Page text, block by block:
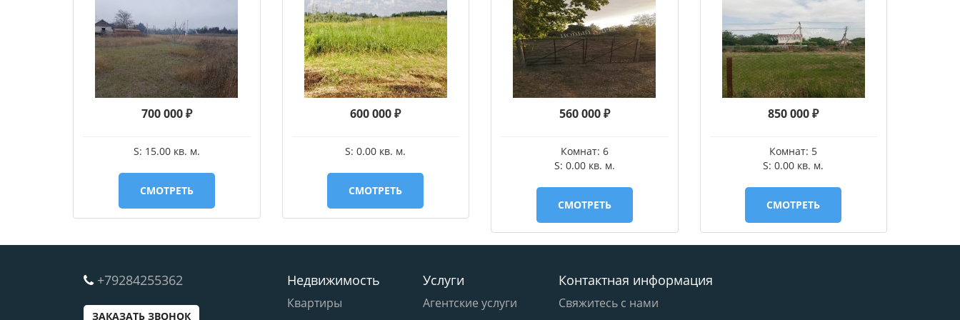
700 000 ₽
S: 15.00 кв. м.
СМОТРЕТЬ
600 000 ₽
S: 0.00 кв. м.
СМОТРЕТЬ
560 000 ₽
Комнат: 6
S: 0.00 кв. м.
СМОТРЕТЬ
850 000 ₽
Комнат: 5
S: 0.00 кв. м.
СМОТРЕТЬ
+79284255362
ЗАКАЗАТЬ ЗВОНОК
Недвижимость
Квартиры
Услуги
Агентские услуги
Контактная информация
Свяжитесь с нами